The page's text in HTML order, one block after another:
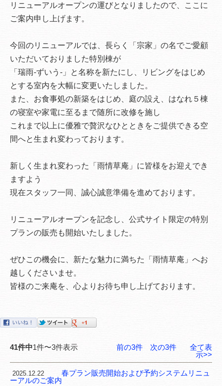
リニューアルオープンの運びとなりましたので、ここに
ご案内申し上げます。
今回のリニューアルでは、長らく「宗家」の名でご愛顧
いただいておりました特別棟が
「瑞雨-ずいう-」と名称を新たにし、リビングをはじめ
とする室内を大幅に変更いたしました。
また、お食事処の新築をはじめ、庭の設え、はなれ５棟
の寝室や家電に至るまで随所に改修を施し
これまで以上に優雅で贅沢なひとときをご提供できる空
間へと生まれ変わっております。
新しく生まれ変わった「雨情草庵」に皆様をお迎えでき
ますよう
現在スタッフ一同、誠心誠意準備を進めております。
リニューアルオープンを記念し、公式サイト限定の特別
プランの販売も開始いたしました。
ぜひこの機会に、新たな魅力に満ちた「雨情草庵」へお
越しくださいませ。
皆様のご来庵を、心よりお待ち申し上げております。
41件中1件〜3件表示 前の3件 次の3件
全て表
示>>
2025.12.22
春プラン販売開始および予約システムリニュ
ーアルのご案内